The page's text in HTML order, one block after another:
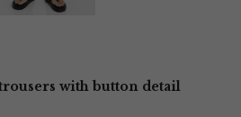
with button detail